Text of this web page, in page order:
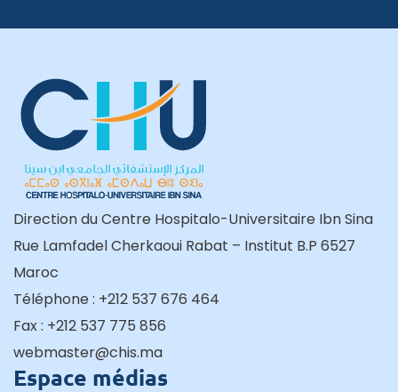
Direction du Centre Hospitalo-Universitaire Ibn Sina
Rue Lamfadel Cherkaoui Rabat – Institut B.P 6527
Maroc
Téléphone : +212 537 676 464
Fax : +212 537 775 856
webmaster@chis.ma
Espace médias